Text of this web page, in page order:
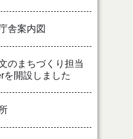
舎案内図
のまちづくり担当
を開設しました